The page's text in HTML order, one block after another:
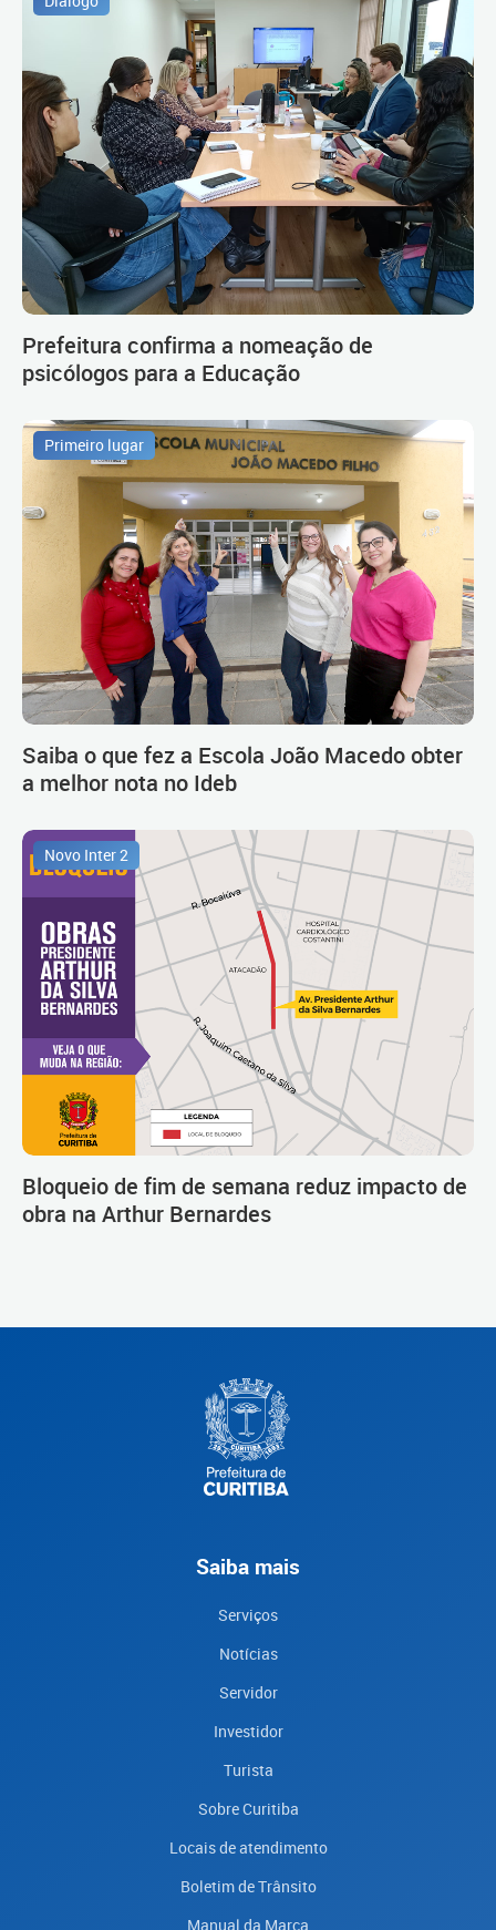
Prefeitura confirma a nomeação de
psicólogos para a Educação
Primeiro lugar
Saiba o que fez a Escola João Macedo obter
a melhor nota no Ideb
Novo Inter 2
Bloqueio de fim de semana reduz impacto de
obra na Arthur Bernardes
Saiba mais
Serviços
Notícias
Servidor
Investidor
Turista
Sobre Curitiba
Locais de atendimento
Boletim de Trânsito
Manual da Marca